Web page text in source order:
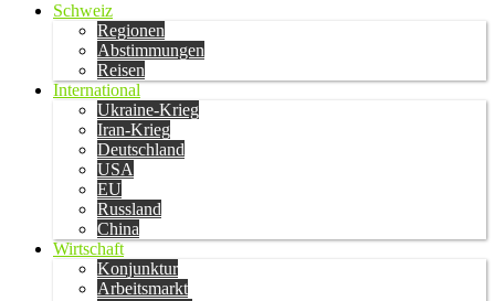
Schweiz
Regionen
Abstimmungen
Reisen
International
Ukraine-Krieg
Iran-Krieg
Deutschland
USA
EU
Russland
China
Wirtschaft
Konjunktur
Arbeitsmarkt